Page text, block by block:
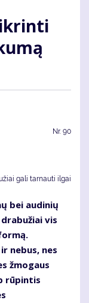
Nr. 90
gali tarnauti ilgai
bei audinių
vis
nebus, nes
žmogaus
rūpintis